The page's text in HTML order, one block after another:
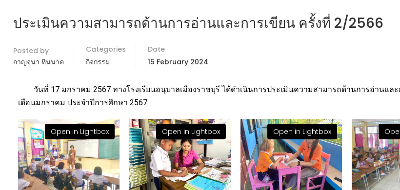
ประเมินความสามารถด้านการอ่านและการเขียน ครั้งที่ 2/2566
Posted by
กาญจนา หินนาค
Categories
กิจกรรม
Date
15 February 2024
วันที่ 17 มกราคม 2567 ทางโรงเรียนอนุบาลเมืองราชบุรี ได้ดำเนินการประเมินความสามารถด้านการอ่านแล
เดือนมกราคม ประจำปีการศึกษา 2567
Open in Lightbox Open in Lightbox Open in Lightbox